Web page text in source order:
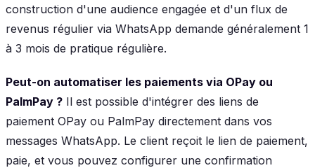
construction d'une audience engagée et d'un flux de
revenus régulier via WhatsApp demande généralement 1
à 3 mois de pratique régulière.
Peut-on automatiser les paiements via OPay ou
PalmPay ? Il est possible d'intégrer des liens de
paiement OPay ou PalmPay directement dans vos
messages WhatsApp. Le client reçoit le lien de paiement,
paie, et vous pouvez configurer une confirmation